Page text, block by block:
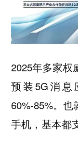
2025年多家权
预装5G消
60%-85%。
手机，基本都